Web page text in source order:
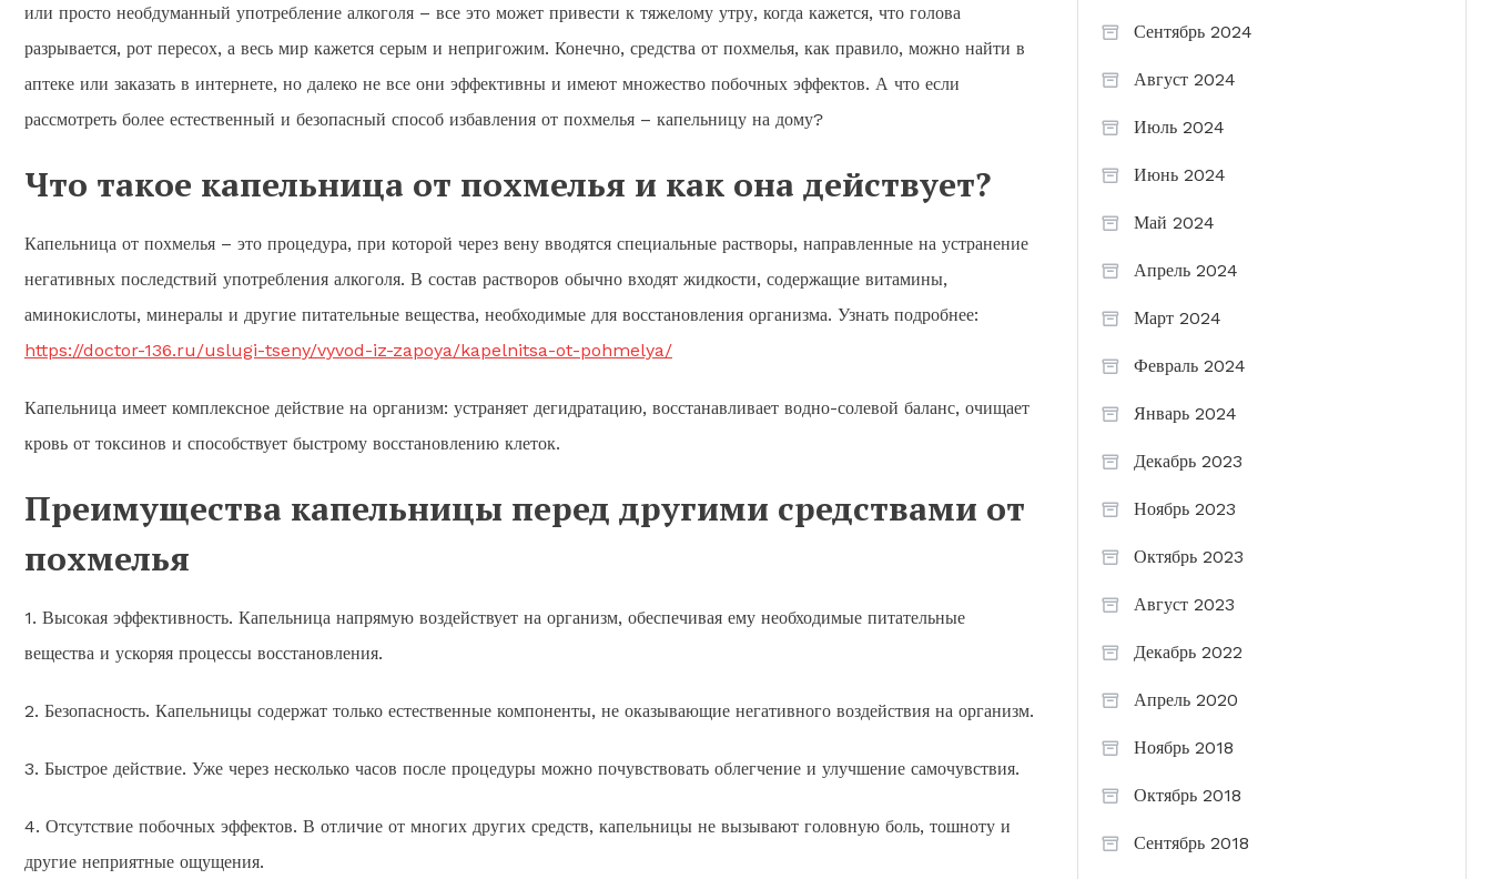
или просто необдуманный употребление алкоголя – все это может привести к тяжелому утру, когда кажется, что голова
разрывается, рот пересох, а весь мир кажется серым и непригожим. Конечно, средства от похмелья, как правило, можно найти в
аптеке или заказать в интернете, но далеко не все они эффективны и имеют множество побочных эффектов. А что если
рассмотреть более естественный и безопасный способ избавления от похмелья – капельницу на дому?
Что такое капельница от похмелья и как она действует?
Капельница от похмелья – это процедура, при которой через вену вводятся специальные растворы, направленные на устранение
негативных последствий употребления алкоголя. В состав растворов обычно входят жидкости, содержащие витамины,
аминокислоты, минералы и другие питательные вещества, необходимые для восстановления организма. Узнать подробнее:
https://doctor-136.ru/uslugi-tseny/vyvod-iz-zapoya/kapelnitsa-ot-pohmelya/
Капельница имеет комплексное действие на организм: устраняет дегидратацию, восстанавливает водно-солевой баланс, очищает
кровь от токсинов и способствует быстрому восстановлению клеток.
Преимущества капельницы перед другими средствами от
похмелья
1. Высокая эффективность. Капельница напрямую воздействует на организм, обеспечивая ему необходимые питательные
вещества и ускоряя процессы восстановления.
2. Безопасность. Капельницы содержат только естественные компоненты, не оказывающие негативного воздействия на организм.
3. Быстрое действие. Уже через несколько часов после процедуры можно почувствовать облегчение и улучшение самочувствия.
4. Отсутствие побочных эффектов. В отличие от многих других средств, капельницы не вызывают головную боль, тошноту и
другие неприятные ощущения.
Сентябрь 2024
Август 2024
Июль 2024
Июнь 2024
Май 2024
Апрель 2024
Март 2024
Февраль 2024
Январь 2024
Декабрь 2023
Ноябрь 2023
Октябрь 2023
Август 2023
Декабрь 2022
Апрель 2020
Ноябрь 2018
Октябрь 2018
Сентябрь 2018